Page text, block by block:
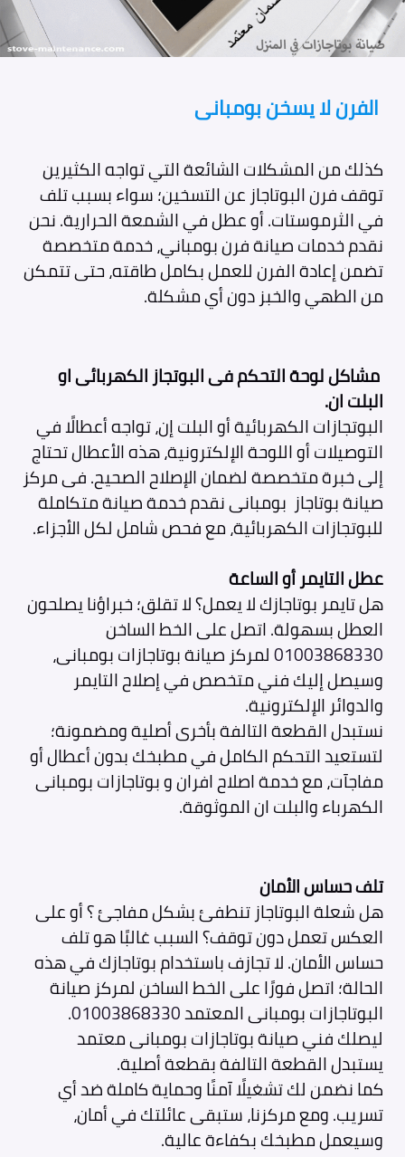
الفرن لا يسخن بومبانى
كذلك من المشكلات الشائعة التي تواجه الكثيرين
توقف فرن البوتاجاز عن التسخين؛ سواء بسبب تلف
في الثرموستات. أو عطل في الشمعة الحرارية. نحن
نقدم خدمات صيانة فرن بومباني، خدمة متخصصة
تضمن إعادة الفرن للعمل بكامل طاقته، حتى تتمكن
من الطهي والخبز دون أي مشكلة.
مشاكل لوحة التحكم فى البوتجاز الكهربائى او
البلت ان.
البوتجازات الكهربائية أو البلت إن، تواجه أعطالًا في
التوصيلات أو اللوحة الإلكترونية، هذه الأعطال تحتاج
إلى خبرة متخصصة لضمان الإصلاح الصحيح. فى مركز
صيانة بوتاجاز بومبانى نقدم خدمة صيانة متكاملة
للبوتجازات الكهربائية، مع فحص شامل لكل الأجزاء.
عطل التايمر أو الساعة
هل تايمر بوتاجازك لا يعمل؟ لا تقلق؛ خبراؤنا يصلحون
العطل بسهولة. اتصل على الخط الساخن
01003868330لمركز صيانة بوتاجازات بومبانى،
وسيصل إليك فني متخصص في إصلاح التايمر
والدوائر الإلكترونية.
نستبدل القطعة التالفة بأخرى أصلية ومضمونة؛
لتستعيد التحكم الكامل في مطبخك بدون أعطال أو
مفاجآت، مع خدمة اصلاح افران و بوتاجازات بومبانى
الكهرباء والبلت ان الموثوقة.
تلف حساس الأمان
هل شعلة البوتاجاز تنطفئ بشكل مفاجئ ؟ أو على
العكس تعمل دون توقف؟ السبب غالبًا هو تلف
حساس الأمان. لا تجازف باستخدام بوتاجازك في هذه
الحالة؛ اتصل فورًا على الخط الساخن لمركز صيانة
البوتاجازات بومبانى المعتمد01003868330
.
ليصلك فني صيانة بوتاجازات بومبانى معتمد
يستبدل القطعة التالفة بقطعة أصلية.
كما نضمن لك تشغيلًا آمنًا وحماية كاملة ضد أي
تسريب. ومع مركزنا، ستبقى عائلتك في أمان،
وسيعمل مطبخك بكفاءة عالية.